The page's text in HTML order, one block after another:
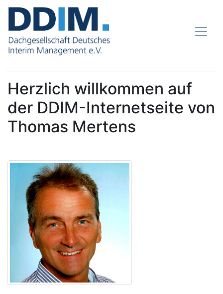
Herzlich willkommen auf
der DDIM-Internetseite von
Thomas Mertens